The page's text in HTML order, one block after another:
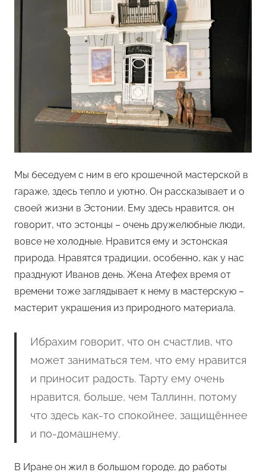
Мы беседуем с ним в его крошечной мастерской в
гараже, здесь тепло и уютно. Он рассказывает и о
своей жизни в Эстонии. Ему здесь нравится, он
говорит, что эстонцы – очень дружелюбные люди,
вовсе не холодные. Нравится ему и эстонская
природа. Нравятся традиции, особенно, как у нас
празднуют Иванов день. Жена Атефех время от
времени тоже заглядывает к нему в мастерскую –
мастерит украшения из природного материала.
Ибрахим говорит, что он счастлив, что
может заниматься тем, что ему нравится
и приносит радость. Тарту ему очень
нравится, больше, чем Таллинн, потому
что здесь как-то спокойнее, защищённее
и по-домашнему.
В Иране он жил в большом городе, до работы